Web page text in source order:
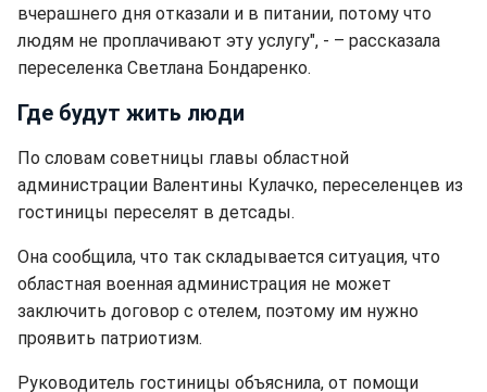
вчерашнего дня отказали и в питании, потому что
людям не проплачивают эту услугу", - – рассказала
переселенка Светлана Бондаренко.
Где будут жить люди
По словам советницы главы областной
администрации Валентины Кулачко, переселенцев из
гостиницы переселят в детсады.
Она сообщила, что так складывается ситуация, что
областная военная администрация не может
заключить договор с отелем, поэтому им нужно
проявить патриотизм.
Руководитель гостиницы объяснила, от помощи